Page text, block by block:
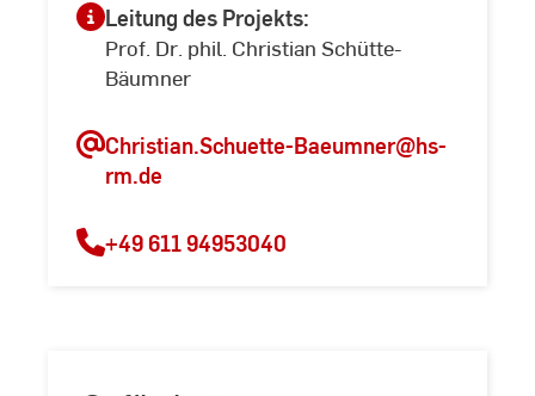
Leitung des Projekts:
Prof. Dr. phil. Christian Schütte-
Bäumner
Christian.Schuette-Baeumner@hs-
rm.de
+49 611 94953040